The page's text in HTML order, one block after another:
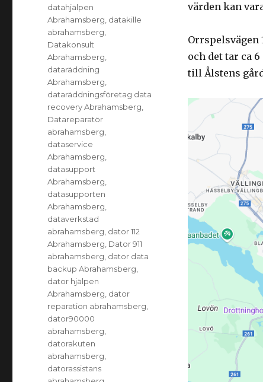
värden kan
Orrspelsvägen
och det tar ca
till Ålstens
datahjälpen
Abrahamsberg datakille
abrahamsberg
Datakonsult
Abrahamsberg
dataräddning
Abrahamsberg
dataräddningsföretag data
recovery Abrahamsberg
Datareparatör
abrahamsberg
dataservice
Abrahamsberg
datasupport
Abrahamsberg
datasupporten
Abrahamsberg
dataverkstad
abrahamsberg dator 112
Abrahamsberg Dator 911
abrahamsberg dator data
backup Abrahamsberg
dator hjälpen
Abrahamsberg dator
reparation abrahamsberg
dator90000
abrahamsberg
datorakuten
abrahamsberg
datorassistans